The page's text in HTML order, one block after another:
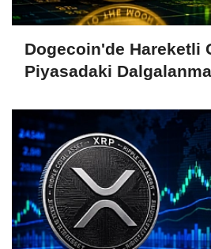
Dogecoin'de Hareketli
Piyasadaki